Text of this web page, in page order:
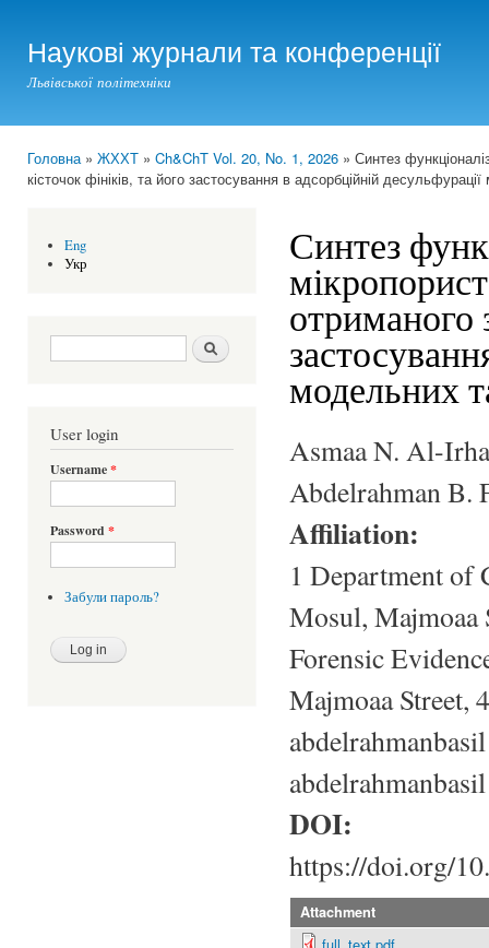
Наукові журнали та конференції
Львівської політехніки
You are here
Головна» ЖХХТ » Ch&ChT Vol. 20, No. 1, 2026 » Синтез
кісточок фініків, та його застосування в адсорбційній
Eng
Укр
Search form Шукати
User login
Username*
Password *
Забули пароль?
Синтез
отриманого
модельних
Asmaa N. Al-
Abdelrahman B.
Affiliation:
1 Department of
Mosul, Majmoaa
Forensic
Majmoaa Street,
DOI:
https://doi.org/
Attachment
full_text.pdf